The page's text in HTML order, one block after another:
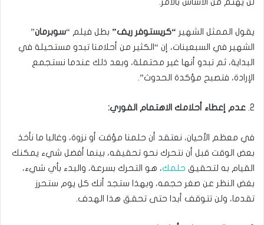
يقول الممثل الشهير “كريستوفر ريف” بطل فيلم “سوبرمان”
الشهير في السبعينات، إن “الكثير من أحلامنا تبدو مستحيلة في
البداية، ثم تبدو أنها غير محتملة، وبعد ذلك عندما نستجمع
الإرادة، فتصبح مؤكدة الحدوث”.
2. عدم إعطاء أحلامك الاهتمام الفوري:
في معظم الأحيان، نعتقد أن حلمنا مؤقت أو نزوة، وغالبا ما نأخذ
بعض الوقت قبل أن نتحرك نحو تحقيقه، بينما أفضل شيء يمكنك
القيام به لتحقيق حلمك، هو التحرك بسرعة، والبدء بأي شيء،
بغض النظر عن صغر حجمه، وبهذا ستجد أنك كل يوم ستحرز
تقدما، ولن تتوقف أبدا حتى تحقق هذا الهدف.